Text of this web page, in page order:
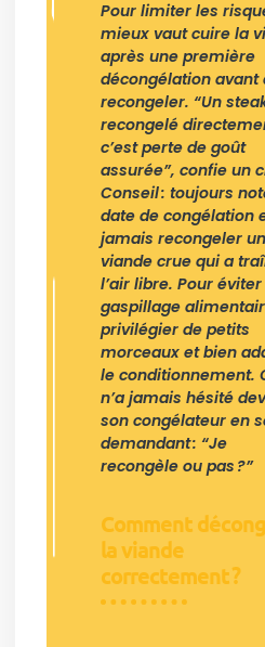
Pour limiter les
mieux vaut cuire la
après une première
décongélation avant
recongeler. “Un
recongelé
c’est perte de goût
assurée”, confie un
Conseil : toujours
date de congélation
jamais recongeler
viande crue qui a
l’air libre. Pour
gaspillage
privilégier de petits
morceaux et bien
le conditionnement.
n’a jamais hésité
son congélateur en
demandant : “Je
recongèle ou pas ?”
Comment
la viande
correctement ?